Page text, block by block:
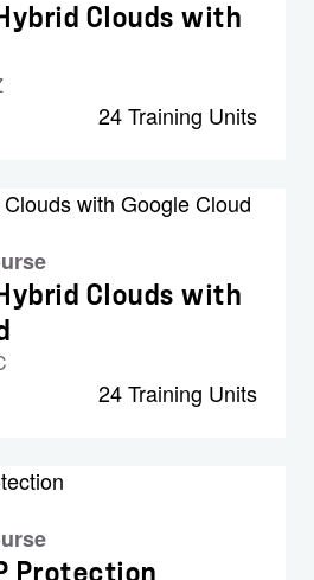
Clouds with
24 Training Units
Clouds with
24 Training Units
Protection